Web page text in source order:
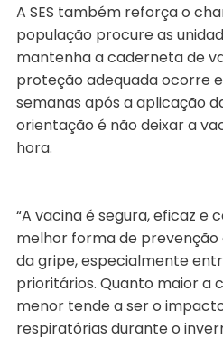
A SES também reforça o
população procure as
mantenha a caderneta de
proteção adequada ocorre
semanas após a aplicação
orientação é não deixar a
hora.
“A vacina é segura, eficaz e
melhor forma de
da gripe, especialmente
prioritários. Quanto maior a
menor tende a ser o
respiratórias durante o